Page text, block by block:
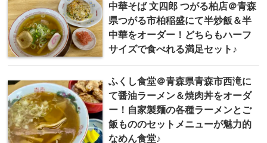
中華そば 文四郎 つがる柏店＠青森
県つがる市柏稲盛にて半炒飯＆半
中華をオーダー！どちらもハーフ
サイズで食べれる満足セット♪
ふくし食堂＠青森県青森市西滝に
て醤油ラーメン＆焼肉丼をオーダ
ー！自家製麺の各種ラーメンとご
飯もののセットメニューが魅力的
なめん食堂♪